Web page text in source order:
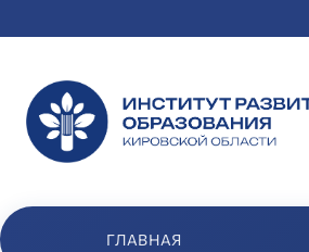
ГЛАВНАЯ